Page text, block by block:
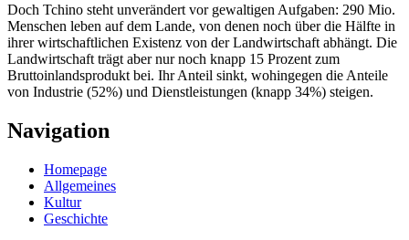
Doch Tchino steht unverändert vor gewaltigen Aufgaben: 290 Mio.
Menschen leben auf dem Lande, von denen noch über die Hälfte in
ihrer wirtschaftlichen Existenz von der Landwirtschaft abhängt. Die
Landwirtschaft trägt aber nur noch knapp 15 Prozent zum
Bruttoinlandsprodukt bei. Ihr Anteil sinkt, wohingegen die Anteile
von Industrie (52%) und Dienstleistungen (knapp 34%) steigen.
Navigation
Homepage
Allgemeines
Kultur
Geschichte